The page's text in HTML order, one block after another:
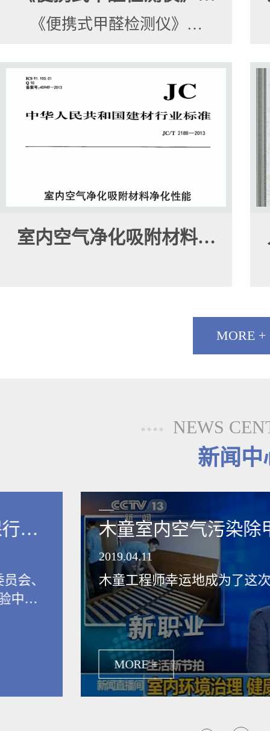
《便携式甲醛检测仪》…
室内空气净化吸附材料…
MORE +
NEWS
新闻中
业
会、
中
木童室内空气污染
领健康新生活
2019.04.11
木童工程师幸运地成为了这
MORE +